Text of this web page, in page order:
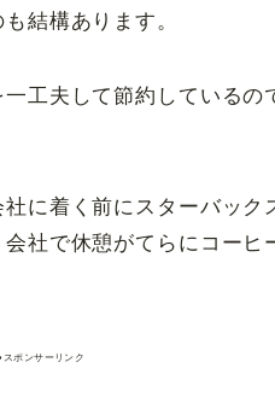
結構あります。
工夫して節約しているの
に着く前にスターバック
社で休憩がてらにコーヒ
スポンサーリンク